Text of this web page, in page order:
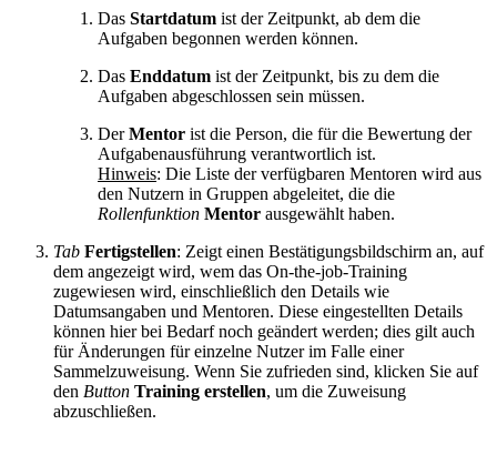
Das Startdatum ist der Zeitpunkt, ab dem die
Aufgaben begonnen werden können.
Das Enddatum ist der Zeitpunkt, bis zu dem die
Aufgaben abgeschlossen sein müssen.
DerMentor ist die Person, die für die Bewertung der
Aufgabenausführung verantwortlich ist.
Hinweis: Die Liste der verfügbaren Mentoren wird aus
den Nutzern in Gruppen abgeleitet, die die
Rollenfunktion Mentor ausgewählt haben.
Tab Fertigstellen: Zeigt einen Bestätigungsbildschirm an, auf
dem angezeigt wird, wem das On-the-job-Training
zugewiesen wird, einschließlich den Details wie
Datumsangaben und Mentoren. Diese eingestellten Details
können hier bei Bedarf noch geändert werden; dies gilt auch
für Änderungen für einzelne Nutzer im Falle einer
Sammelzuweisung. Wenn Sie zufrieden sind, klicken Sie auf
den Button Training erstellen, um die Zuweisung
abzuschließen.